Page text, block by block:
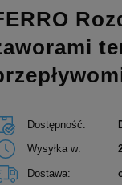
Dostępność:
Wysyłka w:
Dostawa: